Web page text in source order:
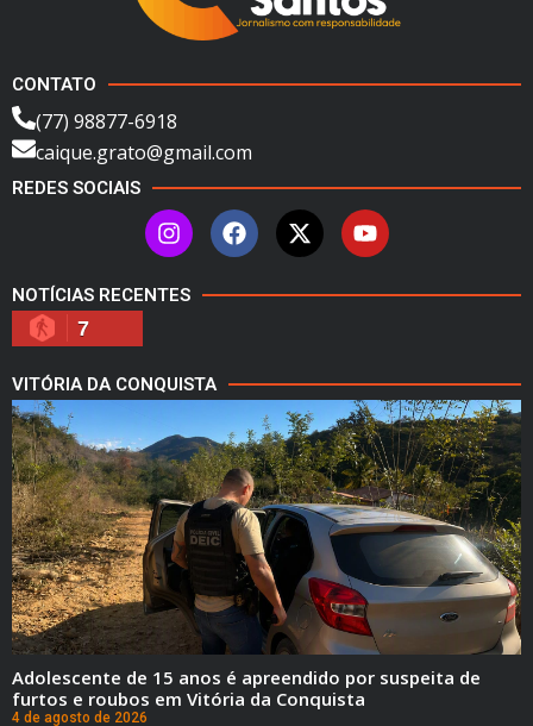
CONTATO
(77) 98877-6918
caique.grato@gmail.com
REDES SOCIAIS
NOTÍCIAS RECENTES
7
VITÓRIA DA CONQUISTA
Adolescente de 15 anos é apreendido por suspeita de
furtos e roubos em Vitória da Conquista
4 de agosto de 2026